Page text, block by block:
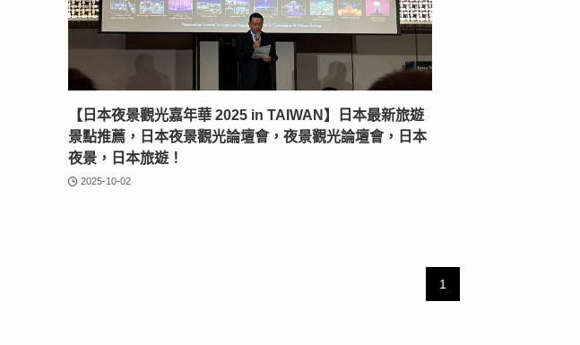
【日本夜景觀光嘉年華 2025 in TAIWAN】日本最新旅遊
景點推薦，日本夜景觀光論壇會，夜景觀光論壇會，日本
夜景，日本旅遊！
2025-10-02
1